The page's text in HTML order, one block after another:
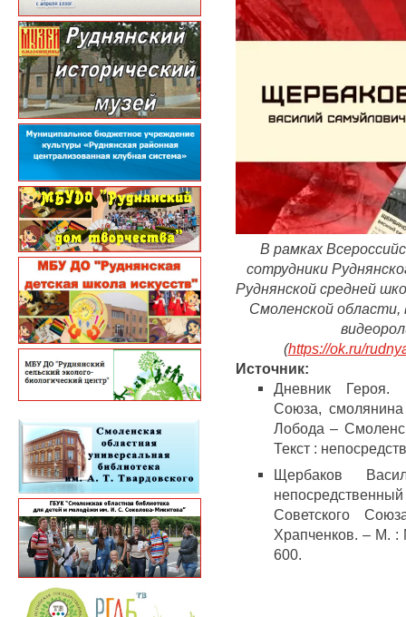
В рамках
сотрудники
Руднянской средней
Смоленской области,
(https://ok.ru/
Источник:
​Дневник Героя.
Союза,
Лобода –
Текст :
Щербаков
Советского
Храпченков. – М. :
600.